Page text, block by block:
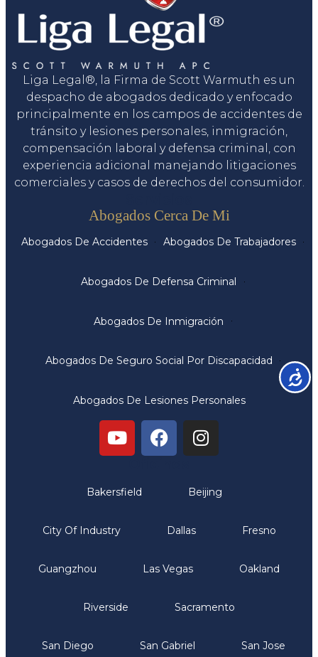
Liga Legal®, la Firma de Scott Warmuth es un
despacho de abogados dedicado y enfocado
principalmente en los campos de accidentes de
tránsito y lesiones personales, inmigración,
compensación laboral y defensa criminal, con
experiencia adicional manejando litigaciones
comerciales y casos de derechos del consumidor.
Abogados Cerca De Mi
Abogados De Accidentes Abogados De Trabajadores
Abogados De Defensa Criminal
Abogados De Inmigración
Abogados De Seguro Social Por Discapacidad
Abogados De Lesiones Personales
Bakersfield Beijing
City Of Industry Dallas Fresno
Guangzhou Las Vegas Oakland
Riverside Sacramento
San Diego San Gabriel San Jose